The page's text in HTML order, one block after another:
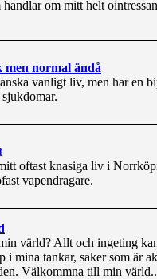
om mitt helt
men normal ändå
vanligt liv, men har en
oftast knasiga liv i
vapendragare.
värld? Allt och ingeting
i mina tankar, saker som är
Välkommna till min